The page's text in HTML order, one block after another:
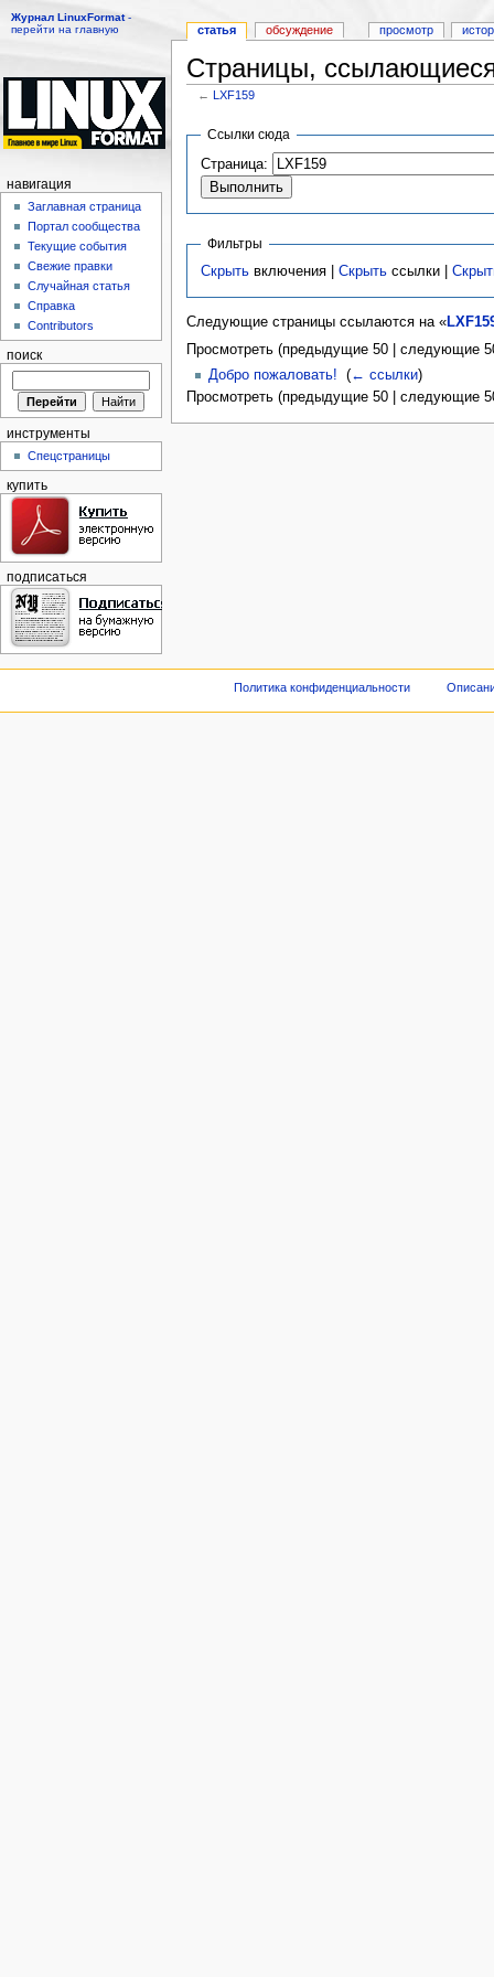
Журнал LinuxFormat-
перейти на главную
Страницы,
←LXF159
Ссылки сюда
Страница:
Фильтры
Скрыть включения |Скрыть ссылки |
Следующие страницы ссылаются на «
Просмотреть (предыдущие 50 | следующие
Добро пожаловать!
(← ссылки)
Просмотреть (предыдущие 50 | следующие
статья обсуждение просмотр
навигация
Заглавная страница
Портал сообщества
Текущие события
Свежие правки
Случайная статья
Справка
Contributors
поиск
инструменты
Спецстраницы
купить
подписаться
Политика конфиденциальности